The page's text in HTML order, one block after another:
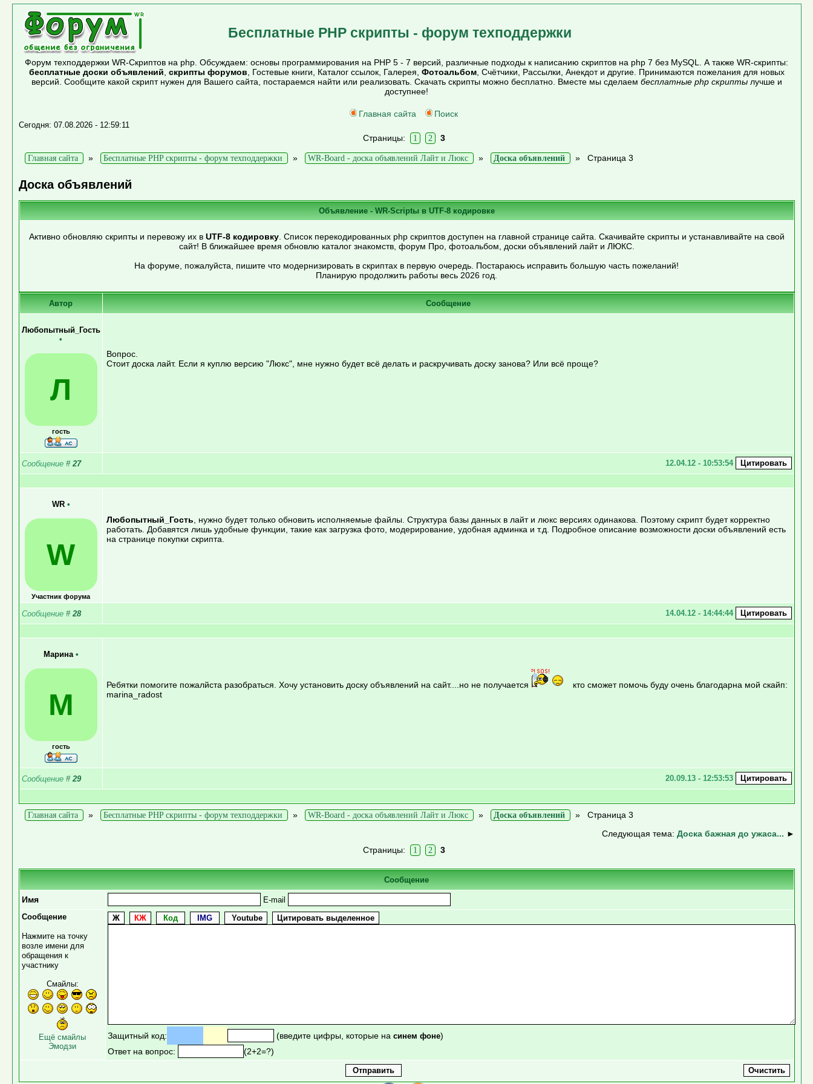
Бесплатные PHP скрипты - форум техподдержки
Форум техподдержки WR-Скриптов на php. Обсуждаем: основы программирования на PHP 5 - 7 версий, различные подходы к написанию скриптов на php 7 без MySQL. А также WR-скрипты:
бесплатные доски объявлений скрипты форумов , Гостевые книги, Каталог ссылок, Галерея, Фотоальбом, Счётчики, Рассылки, Анекдот и другие. Принимаются пожелания для новых
версий. Сообщите какой скрипт нужен для Вашего сайта, постараемся найти или реализовать. Скачать скрипты можно бесплатно. Вместе мы сделаем бесплатные php скриптылучше и
доступнее!
Главная сайта Поиск
Сегодня: 07.08.2026 - 12:59:11
Страницы: 1 2 3
Главная сайта » Бесплатные PHP скрипты - форум техподдержки » WR-Board - доска объявлений Лайт и Люкс » Доска объявлений » Страница 3
Доска объявлений
Объявление - WR-Scriptы в UTF-8 кодировке
Активно обновляю скрипты и перевожу их в UTF-8 кодировку. Список перекодированных php скриптов доступен на главной странице сайта. Скачивайте скрипты и устанавливайте на свой
сайт! В ближайшее время обновлю каталог знакомств, форум Про, фотоальбом, доски объявлений лайт и ЛЮКС.
На форуме, пожалуйста, пишите что модернизировать в скриптах в первую очередь. Постараюсь исправить большую часть пожеланий!
Планирую продолжить работы весь 2026 год.
Автор Сообщение
Любопытный_Гость
•
Л
гость
Вопрос.
Стоит доска лайт. Если я куплю версию "Люкс", мне нужно будет всё делать и раскручивать доску занова? Или всё проще?
Сообщение # 27 12.04.12 - 10:53:54
WR •
W
Участник форума
Любопытный_Гость , нужно будет только обновить исполняемые файлы. Структура базы данных в лайт и люкс версиях одинакова. Поэтому скрипт будет корректно
работать. Добавятся лишь удобные функции, такие как загрузка фото, модерирование, удобная админка и т.д. Подробное описание возможности доски объявлений есть
на странице покупки скрипта.
Сообщение # 28 14.04.12 - 14:44:44
Марина •
М
гость
Ребятки помогите пожалйста разобраться. Хочу установить доску объявлений на сайт....но не получается
кто сможет помочь буду очень благодарна мой скайп:
marina_radost
Сообщение # 29 20.09.13 - 12:53:53
Главная сайта » Бесплатные PHP скрипты - форум техподдержки » WR-Board - доска объявлений Лайт и Люкс » Доска объявлений » Страница 3
Следующая тема: Доска бажная до ужаса... ►
Страницы:
1 2 3
Сообщение
Имя
E-mail
Сообщение
Нажмите на точку
возле имени для
обращения к
участнику
Смайлы:
Ещё смайлы
Эмодзи
Защитный код: (введите цифры, которые на синем фоне)
Ответ на вопрос:
(2+2=?)